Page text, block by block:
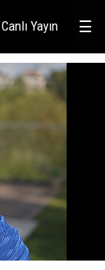
☰
Canlı Yayın